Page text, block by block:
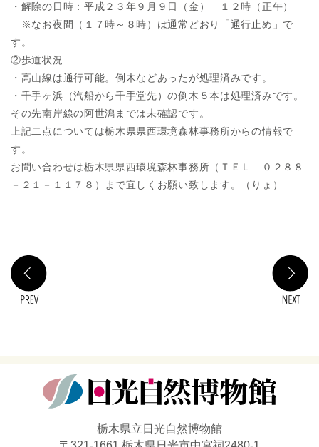
・解除の日時：平成２３年９月９日（金） １２時（正午）
※なお夜間（１７時～８時）は通常どおり「通行止め」で
す。
②歩道状況
・高山線は通行可能。倒木などあったが処理済みです。
・千手ヶ浜（汽船から千手堂先）の倒木５本は処理済みです。
その先南岸線の阿世潟までは未確認です。
上記二点については栃木県県西環境森林事務所からの情報で
す。
お問い合わせは栃木県県西環境森林事務所（ＴＥＬ ０２８８
－２１－１１７８）まで宜しくお願い致します。（りょ）
栃木県立日光自然博物館